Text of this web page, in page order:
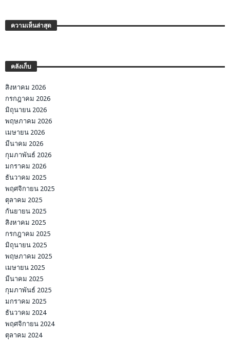
ความเห็นล่าสุด
คลังเก็บ
สิงหาคม 2026
กรกฎาคม 2026
มิถุนายน 2026
พฤษภาคม 2026
เมษายน 2026
มีนาคม 2026
กุมภาพันธ์ 2026
มกราคม 2026
ธันวาคม 2025
พฤศจิกายน 2025
ตุลาคม 2025
กันยายน 2025
สิงหาคม 2025
กรกฎาคม 2025
มิถุนายน 2025
พฤษภาคม 2025
เมษายน 2025
มีนาคม 2025
กุมภาพันธ์ 2025
มกราคม 2025
ธันวาคม 2024
พฤศจิกายน 2024
ตุลาคม 2024